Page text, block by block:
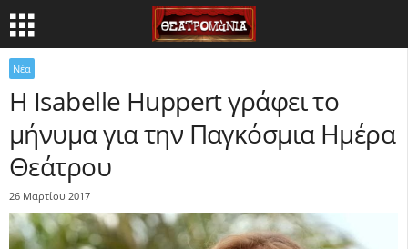
Νέα
H Isabelle Huppert γράφει το
μήνυμα για την Παγκόσμια Ημέρα
Θεάτρου
26 Μαρτίου 2017